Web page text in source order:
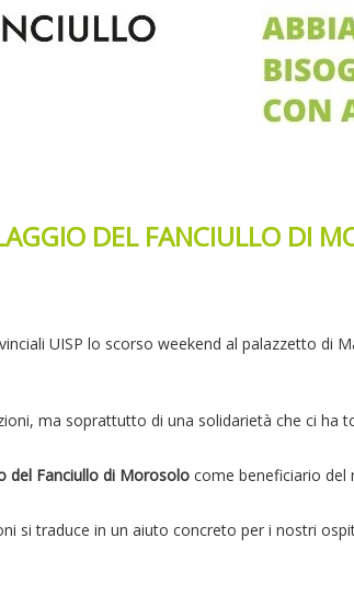
DEL FANCIULLO DI
UISP lo scorso weekend al palazzetto di
ma soprattutto di una solidarietà che ci ha
del Fanciullo di Morosolo come beneficiario del
si traduce in un aiuto concreto per i nostri